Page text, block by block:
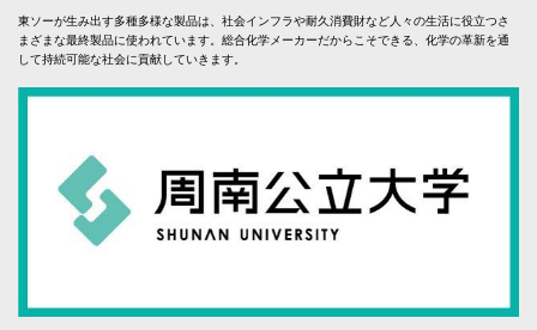
東ソーが生み出す多種多様な製品は、社会インフラや耐久消費財など人々の生活に役立つさ
まざまな最終製品に使われています。総合化学メーカーだからこそできる、化学の革新を通
して持続可能な社会に貢献していきます。